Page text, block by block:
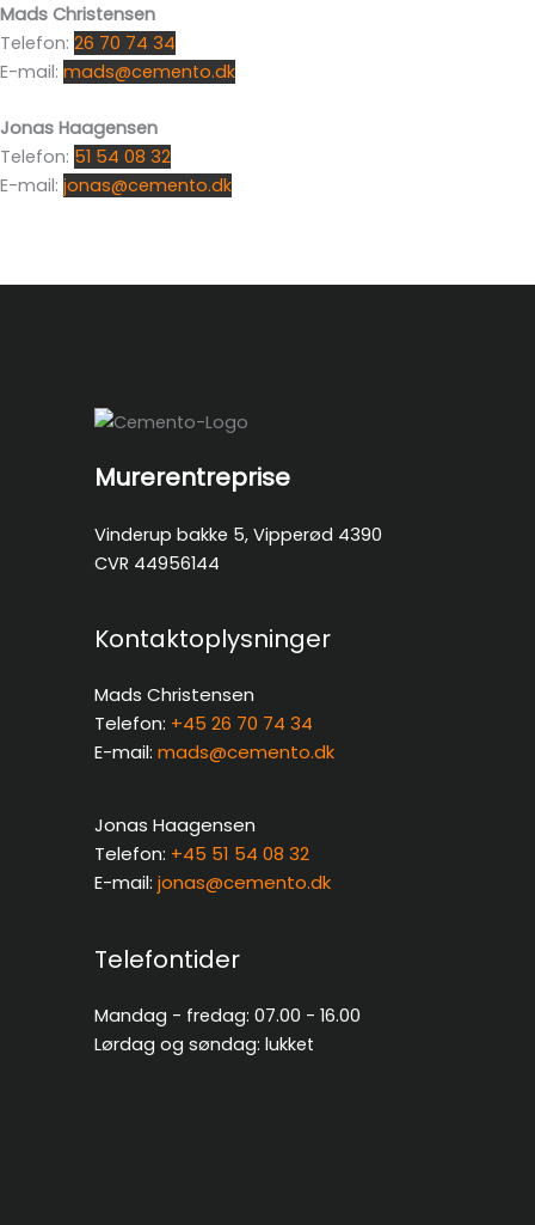
Mads Christensen
Telefon: 26 70 74 34
E-mail: mads@cemento.dk
Jonas Haagensen
Telefon: 51 54 08 32
E-mail: jonas@cemento.dk
Murerentreprise
Vinderup bakke 5, Vipperød 4390
CVR 44956144
Kontaktoplysninger
Mads Christensen
Telefon: +45 26 70 74 34
E-mail: mads@cemento.dk
Jonas Haagensen
Telefon: +45 51 54 08 32
E-mail: jonas@cemento.dk
Telefontider
Mandag - fredag: 07.00 - 16.00
Lørdag og søndag: lukket